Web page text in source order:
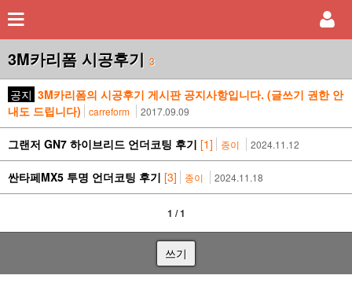
3M카리폼 시공후기 3
공지 3M카리폼의 시공후기 게시판 공지사항입니다. (글쓰기 권한 안
내도 드립니다)
carreform 2017.09.09
그랜저 GN7 하이브리드 언더코팅 후기 [1] 종이 2024.11.12
싼타페MX5 투명 언더코팅 후기 [3] 종이 2024.11.18
1 / 1
쓰기